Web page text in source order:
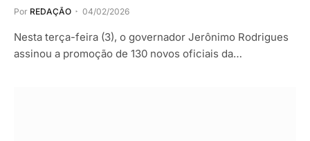
Por REDAÇÃO 04/02/2026
Nesta terça-feira (3), o governador Jerônimo Rodrigues
assinou a promoção de 130 novos oficiais da…